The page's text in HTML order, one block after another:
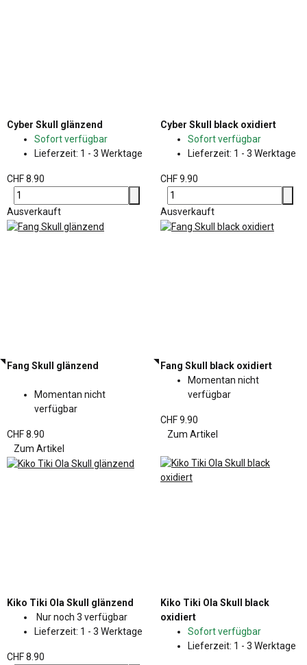
Cyber Skull glänzend
Sofort verfügbar
Lieferzeit: 1 - 3 Werktage
CHF 8.90
Cyber Skull black oxidiert
Sofort verfügbar
Lieferzeit: 1 - 3 Werktage
CHF 9.90
Ausverkauft
Fang Skull glänzend
Momentan nicht
verfügbar
CHF 8.90
Zum Artikel
Ausverkauft
Fang Skull black oxidiert
Momentan nicht
verfügbar
CHF 9.90
Zum Artikel
Kiko Tiki Ola Skull glänzend
Nur noch 3 verfügbar
Lieferzeit: 1 - 3 Werktage
CHF 8.90
Kiko Tiki Ola Skull black
oxidiert
Sofort verfügbar
Lieferzeit: 1 - 3 Werktage